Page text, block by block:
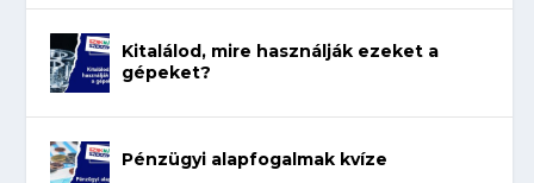
Kitalálod, mire használják ezeket a
gépeket?
Pénzügyi alapfogalmak kvíze